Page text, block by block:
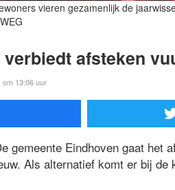
vieren gezamenlijk de
verbiedt afsteken
om 13:06 uur
gemeente Eindhoven gaat het
Als alternatief komt er bij